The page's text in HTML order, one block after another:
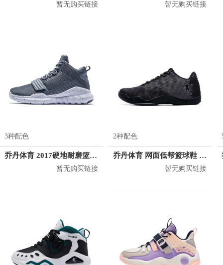
暂无购买链接 暂无购买链接
3种配色
乔丹体育 2017硬地耐磨篮球鞋 XM3570140
暂无购买链接
2种配色
乔丹体育 网面低帮篮球鞋 XM1580101
暂无购买链接